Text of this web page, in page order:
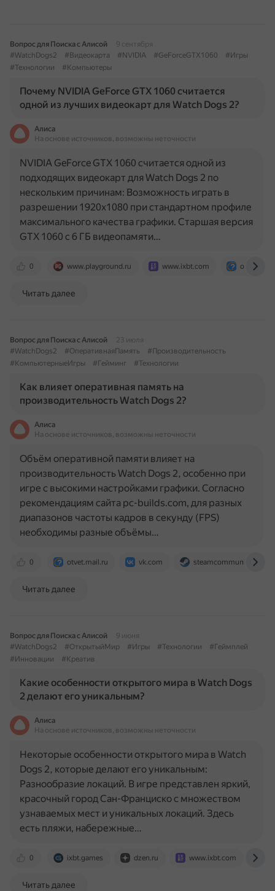
Вопрос для Поиска с Алисой
9 сентября
#WatchDogs2
#Видеокарта #NVIDIA #GeForceGTX1060
#Игры
#Технологии
#Компьютеры
Почему NVIDIA GeForce GTX 1060 считается
одной из лучших видеокарт для Watch Dogs 2?
Алиса
На основе источников, возможны неточности
0 www.playground.ru www.ixbt.com
NVIDIA GeForce GTX 1060 считается одной из
подходящих видеокарт для Watch Dogs 2 по
нескольким причинам: Возможность играть в
разрешении 1920x1080 при стандартном профиле
максимального качества графики. Старшая версия
GTX 1060 с 6 ГБ видеопамяти…
Читать далее
Вопрос для Поиска с Алисой
23 июля
#WatchDogs2
#ОперативнаяПамять
#Производительность
#КомпьютерныеИгры
#Гейминг #Технологии
Как влияет оперативная память на
производительность Watch Dogs 2?
Алиса
На основе источников, возможны неточности
0 otvet.mail.ru vk.com steamcommunity.com
Объём оперативной памяти влияет на
производительность Watch Dogs 2, особенно при
игре с высокими настройками графики. Согласно
рекомендациям сайта pc-builds.com, для разных
диапазонов частоты кадров в секунду (FPS)
необходимы разные объёмы…
Читать далее
Вопрос для Поиска с Алисой
9 июня
#WatchDogs2
#ОткрытыйМир #Игры #Технологии
#Геймплей
#Инновации
#Креатив
Какие особенности открытого мира в Watch Dogs
2 делают его уникальным?
Алиса
На основе источников, возможны неточности
0 ixbt.games dzen.ru www.ixbt.com
Некоторые особенности открытого мира в Watch
Dogs 2, которые делают его уникальным:
Разнообразие локаций. В игре представлен яркий,
красочный город Сан-Франциско с множеством
узнаваемых мест и уникальных локаций. Здесь
есть пляжи, набережные…
Читать далее